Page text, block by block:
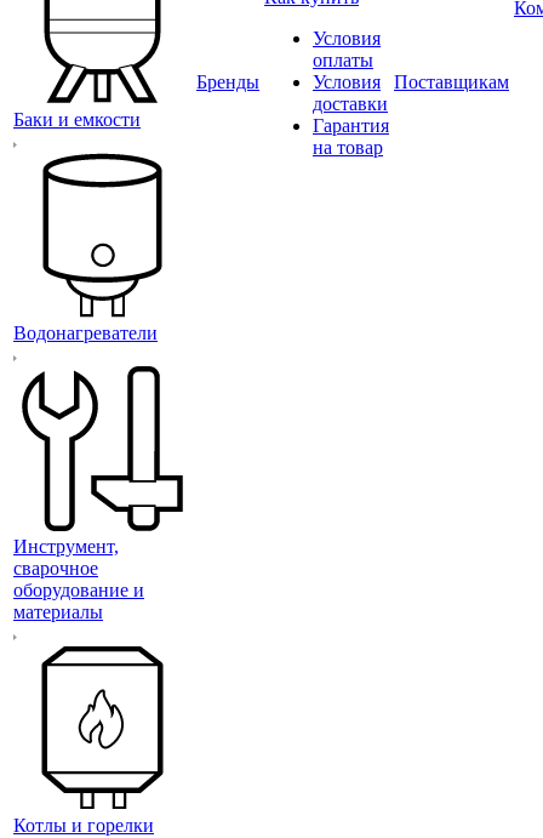
Баки и емкости
Водонагреватели
Инструмент,
сварочное
оборудование и
материалы
Котлы и горелки
Бренды
Условия
оплаты
Условия
доставки
Гарантия
на товар
Поставщикам